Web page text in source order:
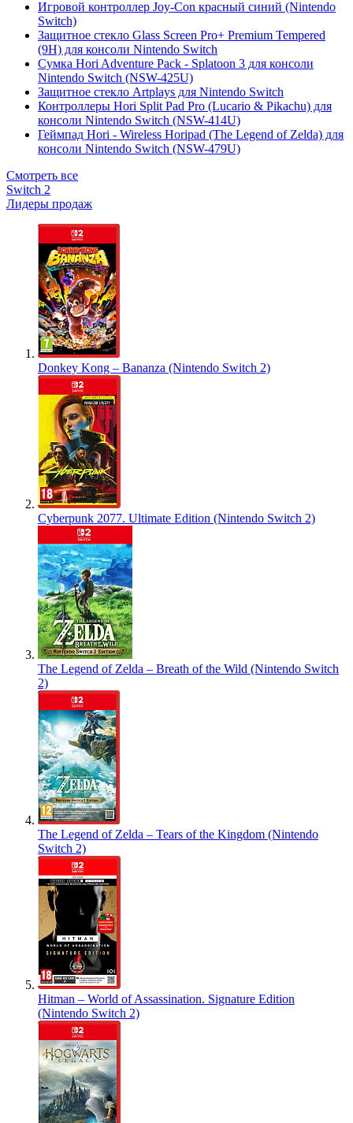
Игровой контроллер Joy-Con красный синий (Nintendo
Switch)
Защитное стекло Glass Screen Pro+ Premium Tempered
(9H) для консоли Nintendo Switch
Сумка Hori Adventure Pack - Splatoon 3 для консоли
Nintendo Switch (NSW-425U)
Защитное стекло Artplays для Nintendo Switch
Контроллеры Hori Split Pad Pro (Lucario & Pikachu) для
консоли Nintendo Switch (NSW-414U)
Геймпад Hori - Wireless Horipad (The Legend of Zelda) для
консоли Nintendo Switch (NSW-479U)
Смотреть все
Switch 2
Лидеры продаж
Donkey Kong – Bananza (Nintendo Switch 2)
Cyberpunk 2077. Ultimate Edition (Nintendo Switch 2)
The Legend of Zelda – Breath of the Wild (Nintendo Switch
2)
The Legend of Zelda – Tears of the Kingdom (Nintendo
Switch 2)
Hitman – World of Assassination. Signature Edition
(Nintendo Switch 2)